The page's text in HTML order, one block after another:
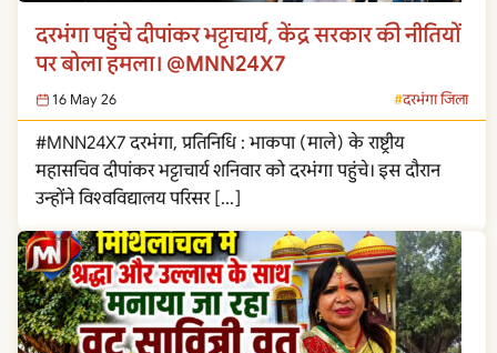
दरभंगा पहुंचे दीपांकर भट्टाचार्य, केंद्र सरकार की नीतियों
पर बोला हमला। @MNN24X7
16 May 26 दरभंगा जिला
#MNN24X7 दरभंगा, प्रतिनिधि : भाकपा (माले) के राष्ट्रीय
महासचिव दीपांकर भट्टाचार्य शनिवार को दरभंगा पहुंचे। इस दौरान
उन्होंने विश्वविद्यालय परिसर […]